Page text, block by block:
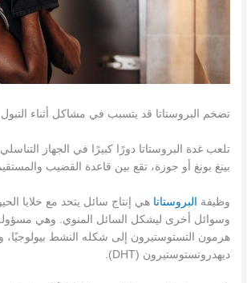
تضخم البروستاتا قد يتسبب في مشاكل أثناء
تلعب غدة البروستاتا دورًا كبيرًا في الجهاز
بينغ بونغ أو جوزة، تقع بين قاعدة القضيب
وظيفة البروستاتا هي إنتاج سائل يتحد مع خلايا
وسوائل أخرى ليشكل السائل المنوي. وهي
هرمون التستوستيرون إلى شكله النشط بيولوجيًا،
ديهدروتستوستيرون (DHT).